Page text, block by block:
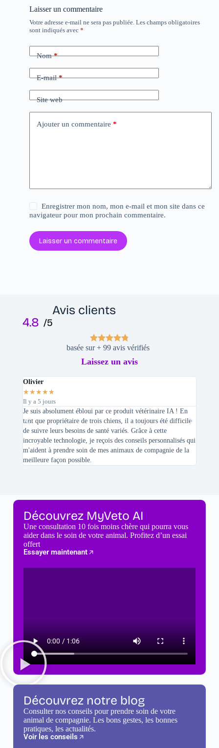
Laisser un commentaire
Votre adresse e-mail ne sera pas publiée. Les champs obligatoires
sont indiqués avec *
Nom*
E-mail*
Site web
Ajouter un commentaire *
Enregistrer mon nom, mon e-mail et mon site dans ce
navigateur pour mon prochain commentaire.
Laisser un commentaire
Avis clients
4.8 /5
basée sur + 99 avis vérifiés
Laissez un avis
Olivier
★★★★★
Il y a 5 jours
Je suis absolument ébloui par ce produit vétérinaire IA ! En
tant que propriétaire de trois chiens, il a toujours été difficile
de suivre leurs besoins de santé variés. Grâce à cette
incroyable technologie, je reçois des conseils personnalisés qui
m'aident à prendre soin de mes animaux de compagnie de la
meilleure façon possible.
Découvrez MyVeto AI
Une consultation 10 fois moins chère qui pourra vous
aider dans le soin de votre animal. Profitez d’un essai
offert
Essayer maintenant
Découvrez notre blog
Consulter nos conseils pour prendre soin de votre
animal de compagnie. Les bons gestes, les bonnes
pratiques, les actualités.
Voir les conseils